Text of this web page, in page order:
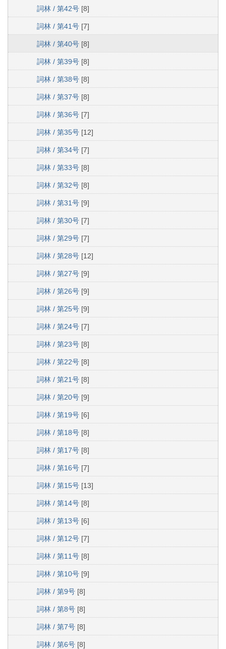
詞林 / 第42号 [8]
詞林 / 第41号 [7]
詞林 / 第40号 [8]
詞林 / 第39号 [8]
詞林 / 第38号 [8]
詞林 / 第37号 [8]
詞林 / 第36号 [7]
詞林 / 第35号 [12]
詞林 / 第34号 [7]
詞林 / 第33号 [8]
詞林 / 第32号 [8]
詞林 / 第31号 [9]
詞林 / 第30号 [7]
詞林 / 第29号 [7]
詞林 / 第28号 [12]
詞林 / 第27号 [9]
詞林 / 第26号 [9]
詞林 / 第25号 [9]
詞林 / 第24号 [7]
詞林 / 第23号 [8]
詞林 / 第22号 [8]
詞林 / 第21号 [8]
詞林 / 第20号 [9]
詞林 / 第19号 [6]
詞林 / 第18号 [8]
詞林 / 第17号 [8]
詞林 / 第16号 [7]
詞林 / 第15号 [13]
詞林 / 第14号 [8]
詞林 / 第13号 [6]
詞林 / 第12号 [7]
詞林 / 第11号 [8]
詞林 / 第10号 [9]
詞林 / 第9号 [8]
詞林 / 第8号 [8]
詞林 / 第7号 [8]
詞林 / 第6号 [8]